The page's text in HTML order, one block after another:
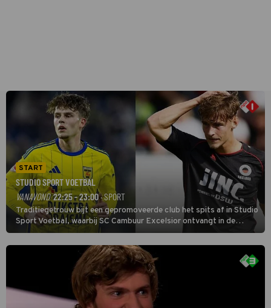
START
STUDIO SPORT VOETBAL
VANAVOND 22:25 - 23:00· SPORT
Traditiegetrouw bijt een gepromoveerde club het spits af in Studio
Sport Voetbal, waarbij SC Cambuur Excelsior ontvangt in de
eerste wedstrijd van het nieuwe Eredivisieseizoen. De nieuwe
oefenmeester is Johan Plat en hij wil aanvallend voetballen.